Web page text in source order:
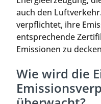
auch den
verpflichtet, ihre
entsprechende
Emissionen zu
Wie wird die